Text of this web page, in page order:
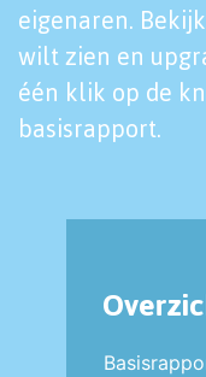
eigenaren.
wilt zien en
één klik op de
basisrapport.